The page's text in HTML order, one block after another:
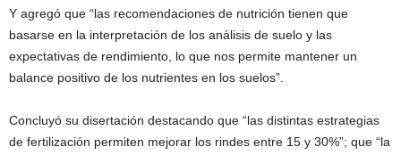
Y agregó que “las recomendaciones de nutrición tienen que
basarse en la interpretación de los análisis de suelo y las
expectativas de rendimiento, lo que nos permite mantener un
balance positivo de los nutrientes en los suelos”.
Concluyó su disertación destacando que “las distintas estrategias
de fertilización permiten mejorar los rindes entre 15 y 30%”; que “la